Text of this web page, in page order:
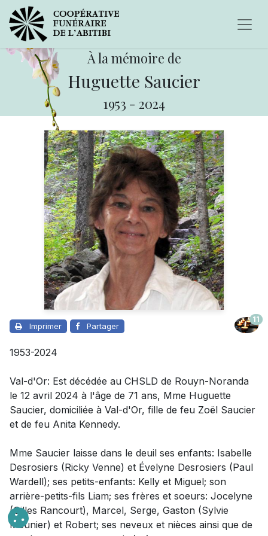
À la mémoire de
Huguette Saucier
1953 - 2024
Imprimer Partager
11
1953-2024
Val-d'Or: Est décédée au CHSLD de Rouyn-Noranda
le 12 avril 2024 à l'âge de 71 ans, Mme Huguette
Saucier, domiciliée à Val-d'Or, fille de feu Zoël Saucier
et de feu Anita Kennedy.
Mme Saucier laisse dans le deuil ses enfants: Isabelle
Desrosiers (Ricky Venne) et Évelyne Desrosiers (Paul
Wardell); ses petits-enfants: Kelly et Miguel; son
arrière-petits-fils Liam; ses frères et soeurs: Jocelyne
(Gilles Rancourt), Marcel, Serge, Gaston (Sylvie
Meunier) et Robert; ses neveux et nièces ainsi que de